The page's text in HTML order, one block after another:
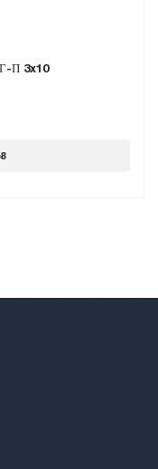
П 3x10